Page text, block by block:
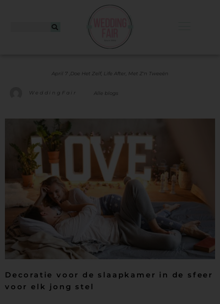
April 7 ,Doe Het Zelf, Life After, Met Z'n Tweeën
WeddingFair Alle blogs
Decoratie voor de slaapkamer in de sfeer
voor elk jong stel